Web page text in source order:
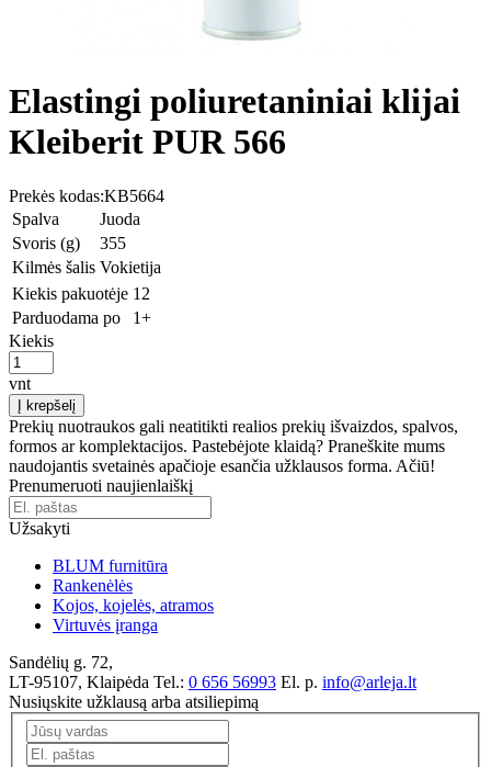
Elastingi poliuretaniniai klijai
Kleiberit PUR 566
Prekės kodas:KB5664
Spalva
Juoda
Svoris (g)
355
Kilmės šalis Vokietija
Kiekis pakuotėje 12
Parduodama po
1+
Kiekis
vnt
Į krepšelį
Prekių nuotraukos gali neatitikti realios prekių išvaizdos, spalvos,
formos ar komplektacijos. Pastebėjote klaidą? Praneškite mums
naudojantis svetainės apačioje esančia užklausos forma. Ačiū!
Prenumeruoti naujienlaiškį
Užsakyti
BLUM furnitūra
Rankenėlės
Kojos, kojelės, atramos
Virtuvės įranga
Sandėlių g. 72,
LT-95107, Klaipėda Tel.: 0 656 56993 El. p. info@arleja.lt
Nusiųskite užklausą arba atsiliepimą